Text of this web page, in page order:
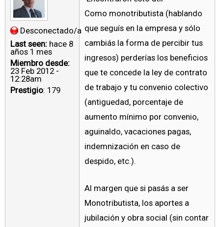
Desconectado/a
Last seen: hace 8
años 1 mes
Miembro desde:
23 Feb 2012 -
12:28am
Prestigio: 179
Como monotributista (hablando
que seguís en la empresa y sólo
cambiás la forma de percibir tus
ingresos) perderías los beneficios
que te concede la ley de contrato
de trabajo y tu convenio colectivo
(antiguedad, porcentaje de
aumento mínimo por convenio,
aguinaldo, vacaciones pagas,
indemnización en caso de
despido, etc.).
Al margen que si pasás a ser
Monotributista, los aportes a
jubilación y obra social (sin contar